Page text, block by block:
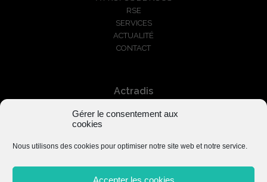
Gérer le consentement aux
cookies
Nous utilisons des cookies pour optimiser notre site web et notre service.
Accepter les cookies
RSE
SERVICES
ACTUALITÉ
CONTACT
Actradis